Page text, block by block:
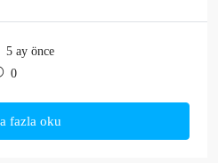
5 ay önce
0
fazla oku